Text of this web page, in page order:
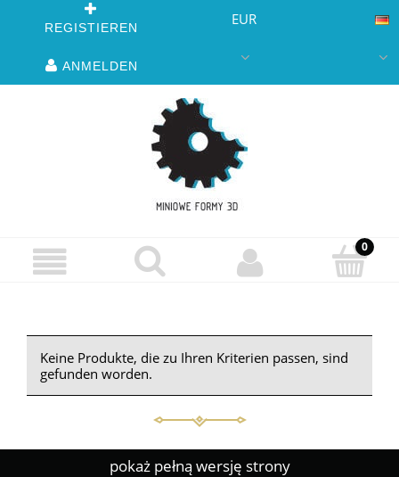
REGISTIEREN
ANMELDEN
EUR
Keine Produkte, die zu Ihren Kriterien passen, sind
gefunden worden.
pokaż pełną wersję strony